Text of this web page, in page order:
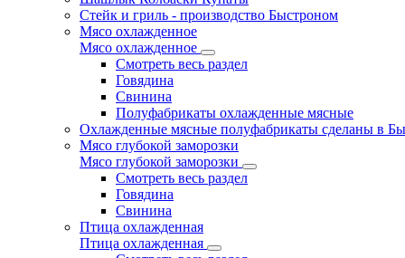
Стейк и гриль - производство Быстроном
Мясо охлажденное
Мясо охлажденное
Смотреть весь раздел
Говядина
Свинина
Полуфабрикаты охлажденные мясные
Охлажденные мясные полуфабрикаты сделаны в
Мясо глубокой заморозки
Мясо глубокой заморозки
Смотреть весь раздел
Говядина
Свинина
Птица охлажденная
Птица охлажденная